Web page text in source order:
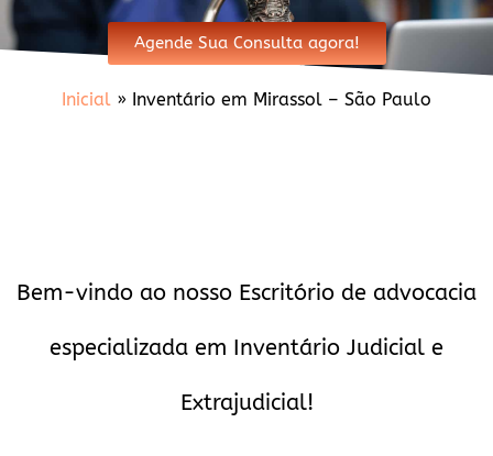
Agende Sua Consulta agora!
Inicial » Inventário em Mirassol – São Paulo
Bem-vindo ao nosso Escritório de advocacia
especializada em Inventário Judicial e
Extrajudicial!